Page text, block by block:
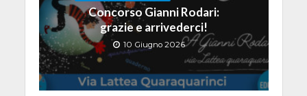
Concorso Gianni Rodari:
grazie e arrivederci!
10 Giugno 2026